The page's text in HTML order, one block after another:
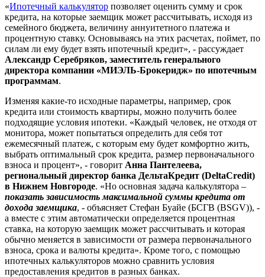
«Ипотечный калькулятор позволяет оценить сумму и срок
кредита, на которые заемщик может рассчитывать, исходя из
семейного бюджета, величину аннуитетного платежа и
процентную ставку. Основываясь на этих расчетах, поймет, по
силам ли ему будет взять ипотечный кредит», - рассуждает
Александр Серебряков, заместитель генерального
директора компании «МИЭЛЬ-Брокеридж» по ипотечным
программам.
Изменяя какие-то исходные параметры, например, срок
кредита или стоимость квартиры, можно получить более
подходящие условия ипотеки. «Каждый человек, не отходя от
монитора, может попытаться определить для себя тот
ежемесячный платеж, с которым ему будет комфортно жить,
выбрать оптимальный срок кредита, размер первоначального
взноса и процент», - говорит Анна Пантелеева,
региональный директор банка ДельтаКредит (DeltaCredit)
в Нижнем Новгороде. «Но основная задача калькулятора –
показать зависимость максимальной суммы кредита от
дохода заемщика, - объясняет Стефан Буайе (БСГВ (BSGV)), -
а вместе с этим автоматически определяется процентная
ставка, на которую заемщик может рассчитывать и которая
обычно меняется в зависимости от размера первоначального
взноса, срока и валюты кредита». Кроме того, с помощью
ипотечных калькуляторов можно сравнить условия
предоставления кредитов в разных банках.